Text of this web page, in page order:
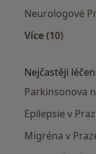
Neurologové
Více (10)
Nejčastěji
Parkinsonova
Epilepsie v
Migréna v